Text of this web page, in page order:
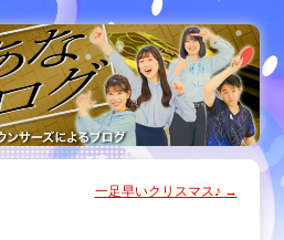
一足早いクリスマス♪ →